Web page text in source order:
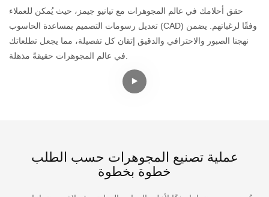
حقق أحلامك في عالم المجوهرات مع تيانيو جيمز، حيث يُمكن للعملاء
تعديل رسومات التصميم بمساعدة الحاسوب (CAD) وفقًا لرغباتهم. يضمن
نهجنا الصبور والاحترافي والدقيق إتقان كل تفصيلة، مما يجعل تطلعاتك
عملية تصنيع المجوهرات حسب الطلب
خطوة بخطوة